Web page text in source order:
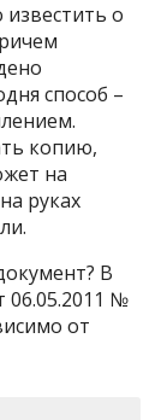
о
способ –
копию,
на
руках
В
06.05.2011 №
от